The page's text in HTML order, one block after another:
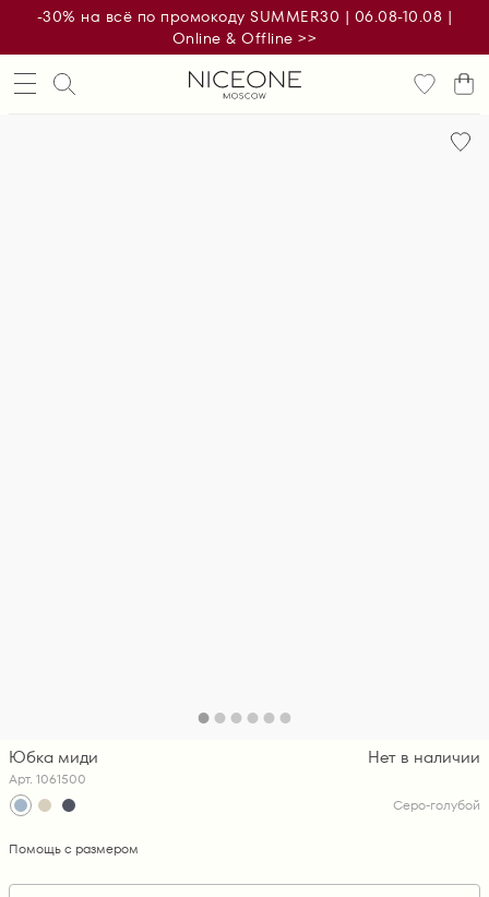
-30% на всё по промокоду SUMMER30 | 06.08-10.08 |
Online & Offline >>
Юбка миди
Арт. 1061500
Нет в наличии
Серо-голубой
Помощь с размером